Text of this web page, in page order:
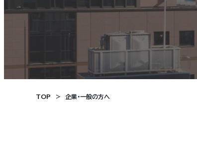
TOP 企業・一般の方へ